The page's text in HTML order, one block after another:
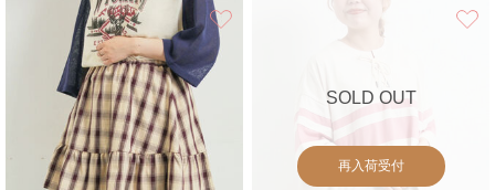
SOLD OUT
再入荷受付